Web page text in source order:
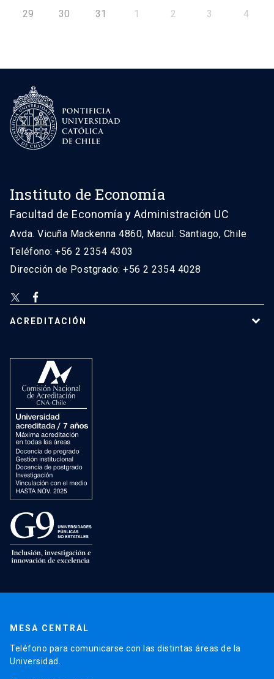
29 30 31 1 2 3 4
Instituto de Economía
Facultad de Economía y Administración UC
Avda. Vicuña Mackenna 4860, Macul. Santiago, Chile
Teléfono: +56 2 2354 4303
Dirección de Postgrado: +56 2 2354 4028
ACREDITACIÓN
MESA CENTRAL
Teléfono para comunicarse con las distintas áreas de la
Universidad.